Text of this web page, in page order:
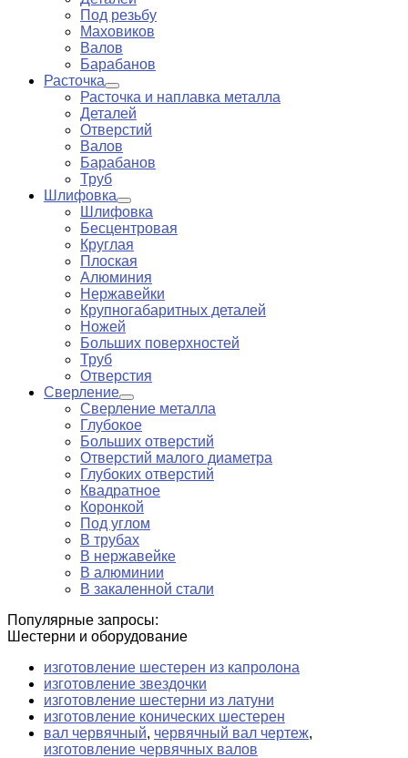
Под резьбу
Маховиков
Валов
Барабанов
Расточка
Расточка и наплавка металла
Деталей
Отверстий
Валов
Барабанов
Труб
Шлифовка
Шлифовка
Бесцентровая
Круглая
Плоская
Алюминия
Нержавейки
Крупногабаритных деталей
Ножей
Больших поверхностей
Труб
Отверстия
Сверление
Сверление металла
Глубокое
Больших отверстий
Отверстий малого диаметра
Глубоких отверстий
Квадратное
Коронкой
Под углом
В трубах
В нержавейке
В алюминии
В закаленной стали
Популярные запросы:
Шестерни и оборудование
изготовление шестерен из капролона
изготовление звездочки
изготовление шестерни из латуни
изготовление конических шестерен
вал червячный, червячный вал чертеж,
изготовление червячных валов